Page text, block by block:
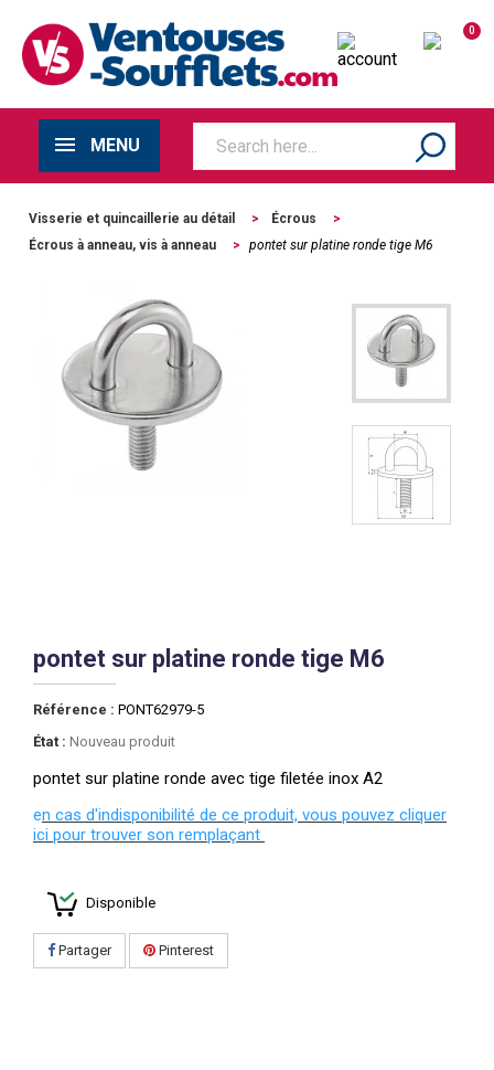
0
MENU
Visserie et quincaillerie au détail > Écrous
>
Écrous à anneau, vis à anneau
> pontet sur platine ronde tige M6
pontet sur platine ronde tige M6
Référence : PONT62979-5
État : Nouveau produit
pontet sur platine ronde avec tige filetée inox A2
en cas d'indisponibilité de ce produit, vous pouvez cliquer
ici pour trouver son remplaçant
Disponible
Partager Pinterest